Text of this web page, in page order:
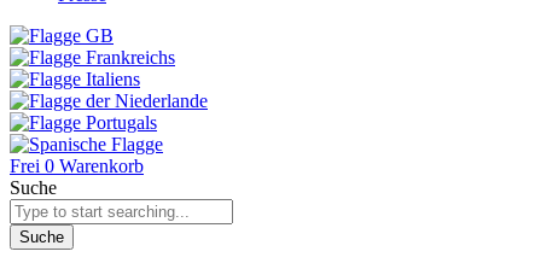
Frei 0 Warenkorb
Suche
Suche